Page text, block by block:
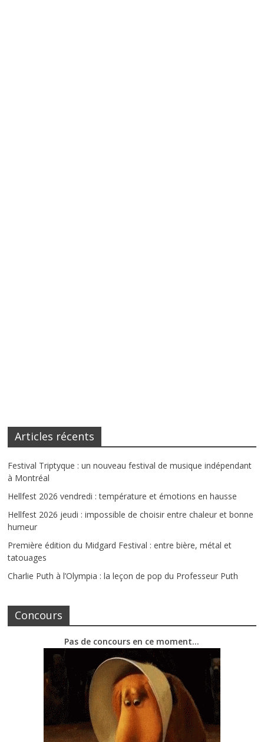
Articles récents
Festival Triptyque : un nouveau festival de musique indépendant
à Montréal
Hellfest 2026 vendredi : température et émotions en hausse
Hellfest 2026 jeudi : impossible de choisir entre chaleur et bonne
humeur
Première édition du Midgard Festival : entre bière, métal et
tatouages
Charlie Puth à l’Olympia : la leçon de pop du Professeur Puth
Concours
Pas de concours en ce moment…